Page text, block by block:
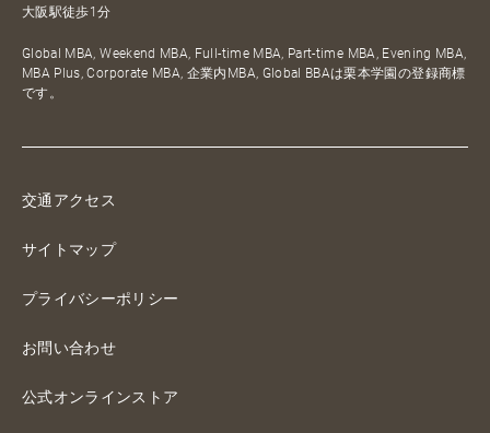
大阪駅徒歩1分
Global MBA, Weekend MBA, Full-time MBA, Part-time MBA, Evening MBA,
MBA Plus, Corporate MBA, 企業内MBA, Global BBAは栗本学園の登録商標
です。
交通アクセス
サイトマップ
プライバシーポリシー
お問い合わせ
公式オンラインストア